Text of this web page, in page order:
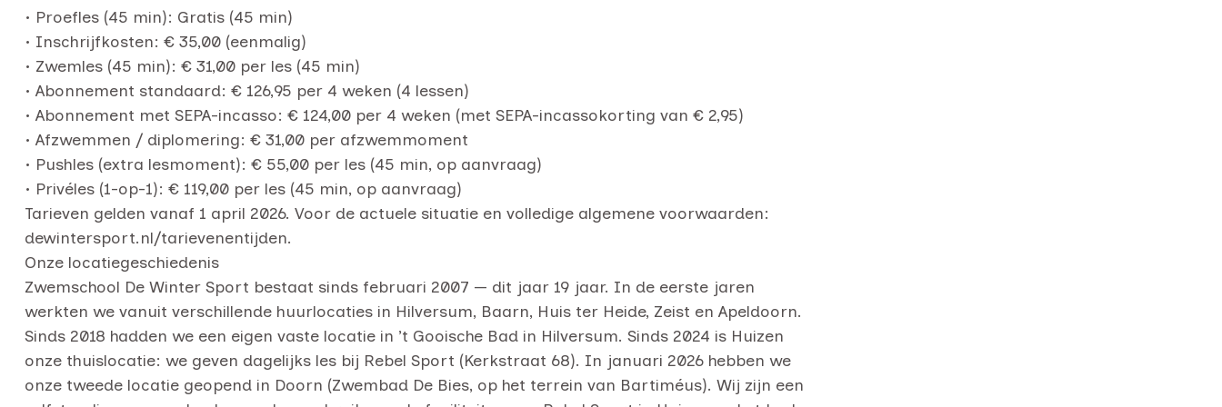
• Proefles (45 min): Gratis (45 min)
• Inschrijfkosten: € 35,00 (eenmalig)
• Zwemles (45 min): € 31,00 per les (45 min)
• Abonnement standaard: € 126,95 per 4 weken (4 lessen)
• Abonnement met SEPA-incasso: € 124,00 per 4 weken (met SEPA-incassokorting van € 2,95)
• Afzwemmen / diplomering: € 31,00 per afzwemmoment
• Pushles (extra lesmoment): € 55,00 per les (45 min, op aanvraag)
• Privéles (1-op-1): € 119,00 per les (45 min, op aanvraag)
Tarieven gelden vanaf 1 april 2026. Voor de actuele situatie en volledige algemene voorwaarden:
dewintersport.nl/tarievenentijden.
Onze locatiegeschiedenis
Zwemschool De Winter Sport bestaat sinds februari 2007 — dit jaar 19 jaar. In de eerste jaren
werkten we vanuit verschillende huurlocaties in Hilversum, Baarn, Huis ter Heide, Zeist en Apeldoorn.
Sinds 2018 hadden we een eigen vaste locatie in ’t Gooische Bad in Hilversum. Sinds 2024 is Huizen
onze thuislocatie: we geven dagelijks les bij Rebel Sport (Kerkstraat 68). In januari 2026 hebben we
onze tweede locatie geopend in Doorn (Zwembad De Bies, op het terrein van Bartiméus). Wij zijn een